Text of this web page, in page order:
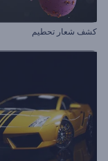
كشف شعار تحطيم